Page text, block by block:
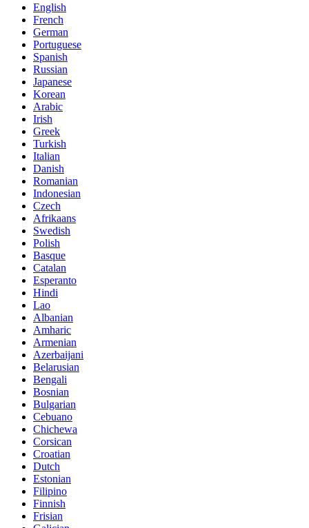
English
French
German
Portuguese
Spanish
Russian
Japanese
Korean
Arabic
Irish
Greek
Turkish
Italian
Danish
Romanian
Indonesian
Czech
Afrikaans
Swedish
Polish
Basque
Catalan
Esperanto
Hindi
Lao
Albanian
Amharic
Armenian
Azerbaijani
Belarusian
Bengali
Bosnian
Bulgarian
Cebuano
Chichewa
Corsican
Croatian
Dutch
Estonian
Filipino
Finnish
Frisian